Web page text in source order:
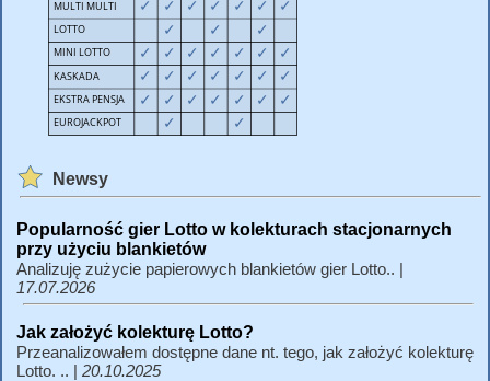
Newsy
Popularność gier Lotto w kolekturach stacjonarnych
przy użyciu blankietów
Analizuję zużycie papierowych blankietów gier Lotto.. |
17.07.2026
Jak założyć kolekturę Lotto?
Przeanalizowałem dostępne dane nt. tego, jak założyć kolekturę
Lotto. .. | 20.10.2025